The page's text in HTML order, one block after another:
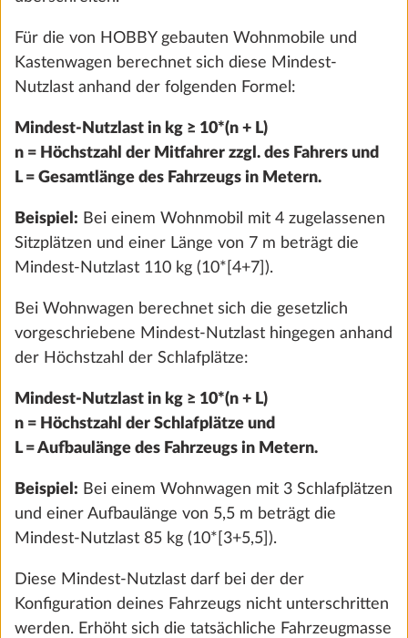
HOBBY PARTNER CENTER
ONTOUR
DE LUXE
EXCELLENT EDITION
PRESTIGE
WOHNMOBILE
ONTOUR A
MAXIA T
ONTOUR VAN
PRESTIGE VAN
Für die von HOBBY gebauten Wohnmobile und
Kastenwagen berechnet sich diese Mindest-
Nutzlast anhand der folgenden Formel:
Mindest-Nutzlast in kg ≥ 10*(n + L)
n = Höchstzahl der Mitfahrer zzgl. des Fahrers und
L = Gesamtlänge des Fahrzeugs in Metern.
Beispiel: Bei einem Wohnmobil mit 4 zugelassenen
Sitzplätzen und einer Länge von 7 m beträgt die
Mindest-Nutzlast 110 kg (10*[4+7]).
Bei Wohnwagen berechnet sich die gesetzlich
vorgeschriebene Mindest-Nutzlast hingegen anhand
der Höchstzahl der Schlafplätze:
Mindest-Nutzlast in kg ≥ 10*(n + L)
n = Höchstzahl der Schlafplätze und
L = Aufbaulänge des Fahrzeugs in Metern.
Beispiel: Bei einem Wohnwagen mit 3 Schlafplätzen
und einer Aufbaulänge von 5,5 m beträgt die
Mindest-Nutzlast 85 kg (10*[3+5,5]).
Diese Mindest-Nutzlast darf bei der der
Konfiguration deines Fahrzeugs nicht unterschritten
werden. Erhöht sich die tatsächliche Fahrzeugmasse